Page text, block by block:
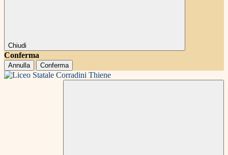
Chiudi
Conferma
Annulla Conferma